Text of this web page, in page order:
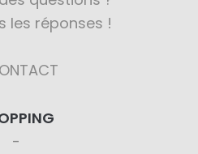
les réponses !